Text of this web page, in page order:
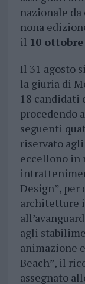
nazionale
nona
il 10
Il 31 agosto
la giuria di
18 candidati
procedendo
seguenti
riservato
eccellono in
Design”,
architetture
agli
animazione
Beach”, il
assegnato